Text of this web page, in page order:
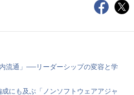
流通」──リーダーシップの変容と学
にも及ぶ「ノンソフトウェアアジャ